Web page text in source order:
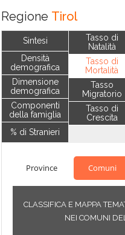
Regione Tirol
Sintesi
Densità
demografica
Dimensione
demografica
Componenti
della famiglia
% di Stranieri
Tasso di
Natalità
Tasso di
Mortalità
Tasso
Migratorio
Tasso di
Crescita
Province Comuni
CLASSIFICA E MAPPA
NEI COMUNI